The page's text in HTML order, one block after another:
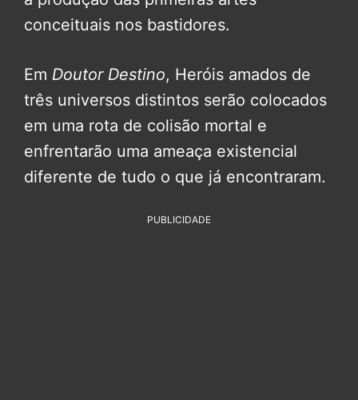
conceituais nos bastidores.
Em Doutor Destino, Heróis amados de
três universos distintos serão colocados
em uma rota de colisão mortal e
enfrentarão uma ameaça existencial
diferente de tudo o que já encontraram.
PUBLICIDADE